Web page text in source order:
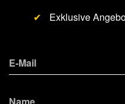
✔
Exklusive